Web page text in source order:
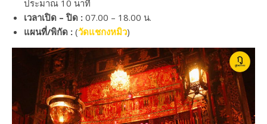
ประมาณ 10 นาที
เวลาเปิด – ปิด : 07.00 – 18.00 น.
แผนที่/พิกัด : (วัดแชกงหมิว)